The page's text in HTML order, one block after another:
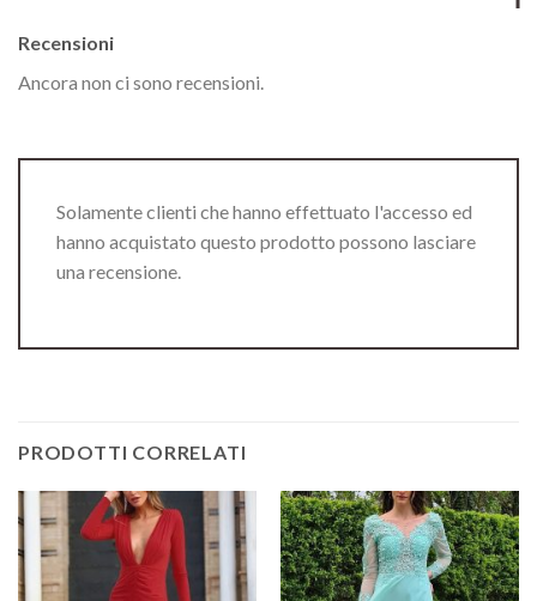
Recensioni
Ancora non ci sono recensioni.
Solamente clienti che hanno effettuato l'accesso ed
hanno acquistato questo prodotto possono lasciare
una recensione.
PRODOTTI CORRELATI